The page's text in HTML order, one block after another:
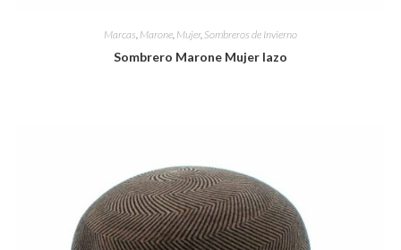
Marcas, Marone, Mujer, Sombreros de Invierno
Sombrero Marone Mujer lazo